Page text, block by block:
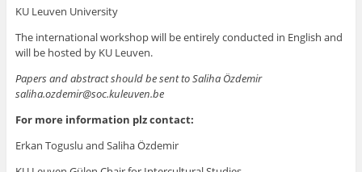
KU Leuven University
The international workshop will be entirely conducted in English and
will be hosted by KU Leuven.
Papers and abstract should be sent to Saliha Özdemir
saliha.ozdemir@soc.kuleuven.be
For more information plz contact:
Erkan Toguslu and Saliha Özdemir